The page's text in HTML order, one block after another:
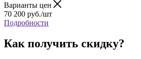
Варианты цен
70 200 руб./шт
Подробности
Как получить скидку?